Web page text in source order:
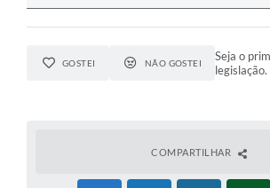
GOSTEI NÃO GOSTEI
Seja o
legislação.
COMPARTILHAR